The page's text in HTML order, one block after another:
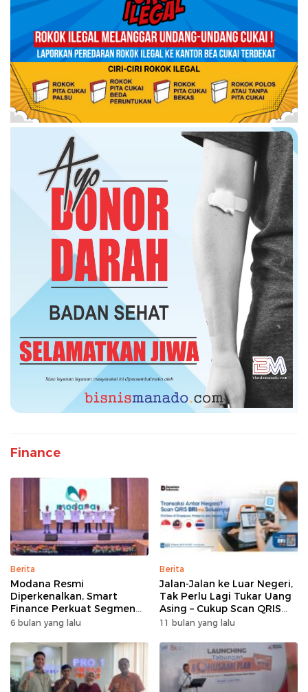
Finance
Berita
Modana Resmi
Diperkenalkan, Smart
Finance Perkuat Segmen
Pembiayaan Multiguna
6 bulan yang lalu
Berita
Jalan-Jalan ke Luar Negeri,
Tak Perlu Lagi Tukar Uang
Asing – Cukup Scan QRIS
Pakai BRImo
11 bulan yang lalu